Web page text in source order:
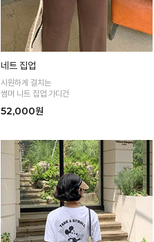
네트 집업
시원하게 걸치는
썸머 니트 집업 가디건
52,000원